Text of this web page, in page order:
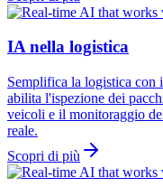
IA nella logistica
Semplifica la logistica
abilita l'ispezione dei
veicoli e il monitoraggio
reale.
Scopri di più